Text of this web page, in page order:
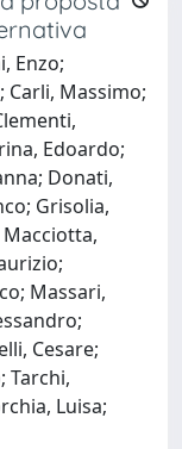
Enzo;
Carli, Massimo;
Edoardo;
Donati,
Grisolia,
Macciotta,
Massari,
Cesare;
Tarchi,
Luisa;